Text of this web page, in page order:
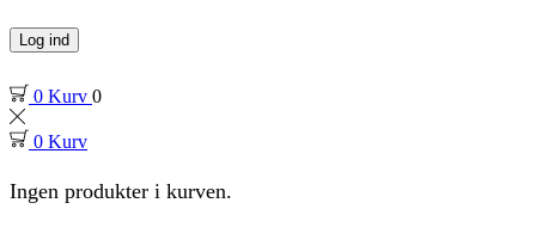
Log ind
0 Kurv 0
0 Kurv
Ingen produkter i kurven.